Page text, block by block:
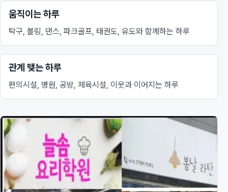
움직이는 하루
탁구, 볼링, 댄스, 파크골프, 태권도, 유도와 함께하는 하루
관계 맺는 하루
편의시설, 병원, 공방, 체육시설, 이웃과 이어지는 하루